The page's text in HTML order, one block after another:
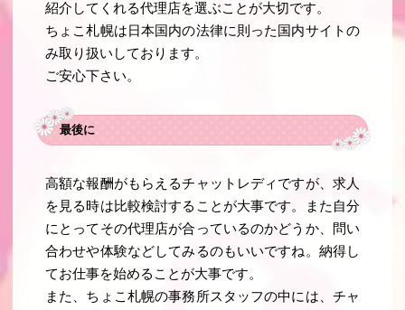
紹介してくれる代理店を選ぶことが大切です。
ちょこ札幌は日本国内の法律に則った国内サイトの
み取り扱いしております。
ご安心下さい。
最後に
高額な報酬がもらえるチャットレディですが、求人
を見る時は比較検討することが大事です。また自分
にとってその代理店が合っているのかどうか、問い
合わせや体験などしてみるのもいいですね。納得し
てお仕事を始めることが大事です。
また、ちょこ札幌の事務所スタッフの中には、チャ